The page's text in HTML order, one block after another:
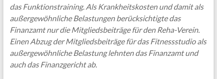
das Funktionstraining. Als Krankheitskosten und damit als
außergewöhnliche Belastungen berücksichtigte das
Finanzamt nur die Mitgliedsbeiträge für den Reha-Verein.
Einen Abzug der Mitgliedsbeiträge für das Fitnessstudio als
außergewöhnliche Belastung lehnten das Finanzamt und
auch das Finanzgericht ab.